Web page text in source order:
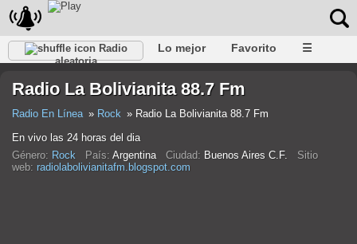
Radio
aleatoria
Lo mejor Favorito ☰
Radio La Bolivianita 88.7 Fm
Radio En Línea Rock
Radio La Bolivianita 88.7 Fm
En vivo las 24 horas del dia
Género: Rock País: Argentina Ciudad: Buenos Aires C.F. Sitio
web: radiolabolivianitafm.blogspot.com